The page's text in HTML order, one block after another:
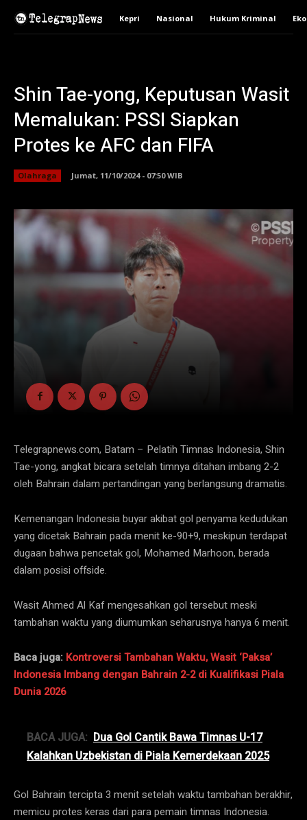
Kepri Nasional Hukum Kriminal
Shin Tae-yong, Keputusan Wasit
Memalukan: PSSI Siapkan
Protes ke AFC dan FIFA
Olahraga Jumat, 11/10/2024 - 07:50 WIB
Telegrapnews.com, Batam – Pelatih Timnas Indonesia, Shin
Tae-yong, angkat bicara setelah timnya ditahan imbang 2-2
oleh Bahrain dalam pertandingan yang berlangsung dramatis.
Kemenangan Indonesia buyar akibat gol penyama kedudukan
yang dicetak Bahrain pada menit ke-90+9, meskipun terdapat
dugaan bahwa pencetak gol, Mohamed Marhoon, berada
dalam posisi offside.
Wasit Ahmed Al Kaf mengesahkan gol tersebut meski
tambahan waktu yang diumumkan seharusnya hanya 6 menit.
Baca juga: Kontroversi Tambahan Waktu, Wasit ‘Paksa’
Indonesia Imbang dengan Bahrain 2-2 di Kualifikasi Piala
Dunia 2026
BACA JUGA: Dua Gol Cantik Bawa Timnas U-17
Kalahkan Uzbekistan di Piala Kemerdekaan 2025
Gol Bahrain tercipta 3 menit setelah waktu tambahan berakhir,
memicu protes keras dari para pemain timnas Indonesia.